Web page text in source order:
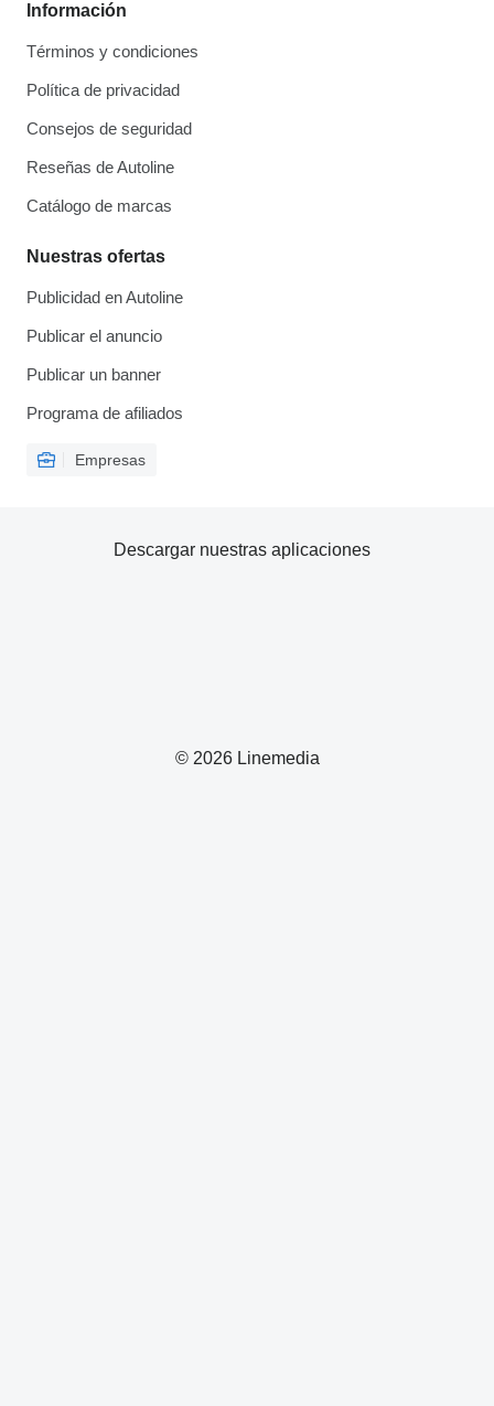
Información
Términos y condiciones
Política de privacidad
Consejos de seguridad
Reseñas de Autoline
Catálogo de marcas
Nuestras ofertas
Publicidad en Autoline
Publicar el anuncio
Publicar un banner
Programa de afiliados
Empresas
© 2026 Linemedia
Descargar nuestras aplicaciones